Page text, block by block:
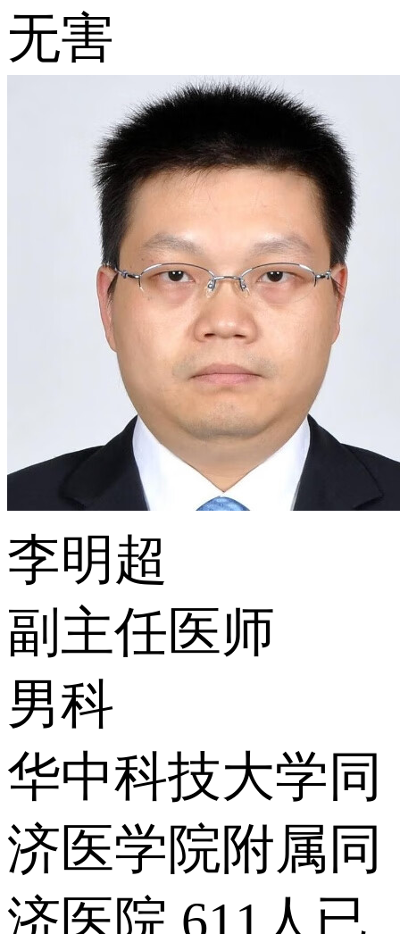
无害
李明超
副主任医师
男科
华中科技大学同
济医学院附属同
济医院 611人已